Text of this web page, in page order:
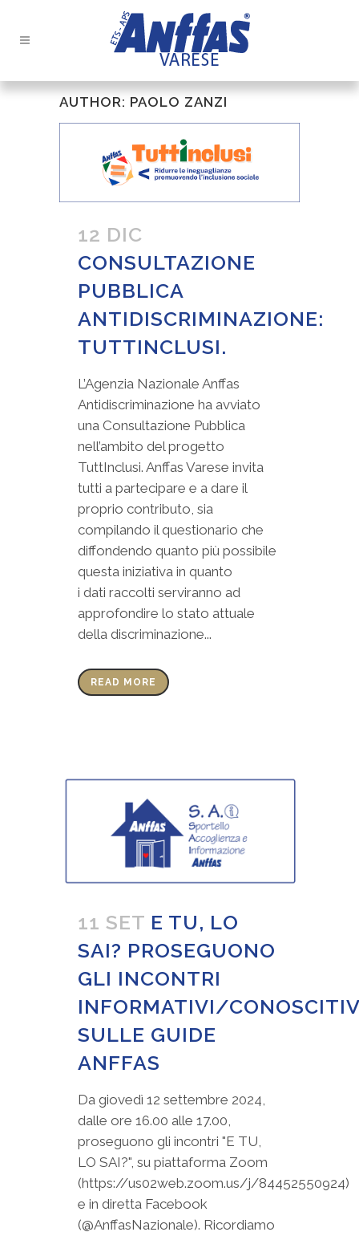
AUTHOR: PAOLO ZANZI
12 DIC
CONSULTAZIONE
PUBBLICA
ANTIDISCRIMINAZIONE:
TUTTINCLUSI.
L’Agenzia Nazionale Anffas
Antidiscriminazione ha avviato
una Consultazione Pubblica
nell’ambito del progetto
TuttInclusi. Anffas Varese invita
tutti a partecipare e a dare il
proprio contributo, sia
compilando il questionario che
diffondendo quanto più possibile
questa iniziativa in quanto
i dati raccolti serviranno ad
approfondire lo stato attuale
della discriminazione...
READ MORE
11 SET E TU, LO
SAI? PROSEGUONO
GLI INCONTRI
INFORMATIVI/
SULLE GUIDE
ANFFAS
Da giovedì 12 settembre 2024,
dalle ore 16.00 alle 17.00,
proseguono gli incontri "E TU,
LO SAI?", su piattaforma Zoom
(https://us02web.zoom.us/j/84452550924)
e in diretta Facebook
(@AnffasNazionale). Ricordiamo